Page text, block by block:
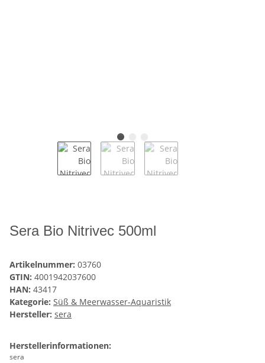
Sera Bio Nitrivec 500ml
Artikelnummer: 03760
GTIN: 4001942037600
HAN: 43417
Kategorie: Süß & Meerwasser-Aquaristik
Hersteller: sera
Herstellerinformationen:
sera